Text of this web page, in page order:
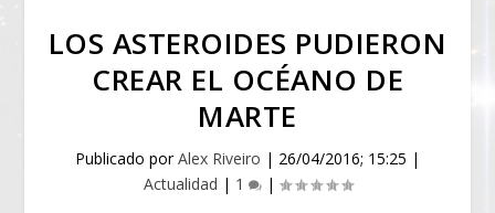
LOS ASTEROIDES PUDIERON
CREAR EL OCÉANO DE
MARTE
Publicado porAlex Riveiro | 26/04/2016; 15:25 |
Actualidad | 1 |